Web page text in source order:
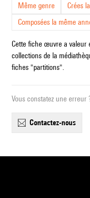
Même genre
Crées
Composées la même
Cette fiche œuvre a valeur
collections de la
fiches "partitions".
Vous constatez une erreur
contactez-nous